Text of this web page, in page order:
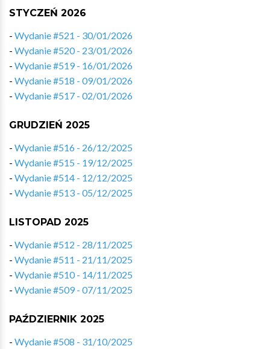
STYCZEŃ 2026
- Wydanie #521 - 30/01/2026
- Wydanie #520 - 23/01/2026
- Wydanie #519 - 16/01/2026
- Wydanie #518 - 09/01/2026
- Wydanie #517 - 02/01/2026
GRUDZIEŃ 2025
- Wydanie #516 - 26/12/2025
- Wydanie #515 - 19/12/2025
- Wydanie #514 - 12/12/2025
- Wydanie #513 - 05/12/2025
LISTOPAD 2025
- Wydanie #512 - 28/11/2025
- Wydanie #511 - 21/11/2025
- Wydanie #510 - 14/11/2025
- Wydanie #509 - 07/11/2025
PAŹDZIERNIK 2025
- Wydanie #508 - 31/10/2025